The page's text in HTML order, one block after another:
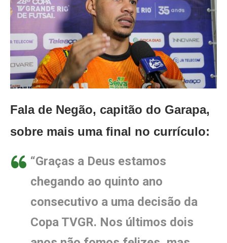
Fala de Negão, capitão do Garapa,
sobre mais uma final no currículo:
“Graças a Deus estamos
chegando ao quinto ano
consecutivo a uma decisão da
Copa TVGR. Nos últimos dois